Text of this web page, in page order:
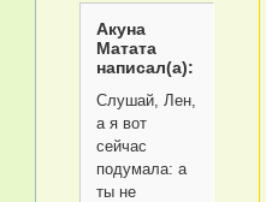
Акуна
Матата
написал(а):
Слушай, Лен,
а я вот
сейчас
подумала: а
ты не